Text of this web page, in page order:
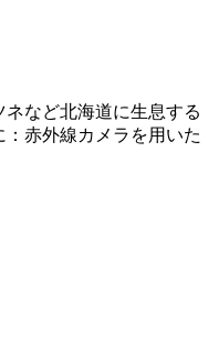
など北海道に生息する
赤外線カメラを用いた